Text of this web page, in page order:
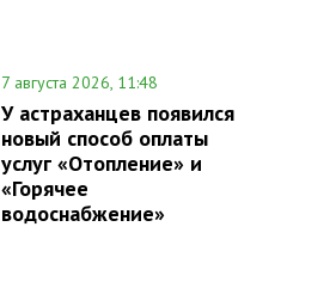
7 августа 2026, 11:48
У астраханцев появился
новый способ оплаты
услуг «Отопление» и
«Горячее
водоснабжение»